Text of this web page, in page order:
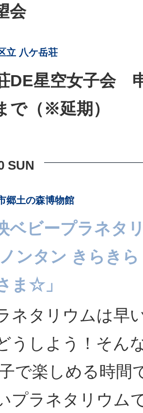
会
立 八ケ岳荘
DE星空女子会
で（※延期）
SUN
郷土の森博物館
ベビープラネタ
ンタン きらき
ま☆」
ネタリウムは早
うしよう！そん
で楽しめる時間
プラネタリウム